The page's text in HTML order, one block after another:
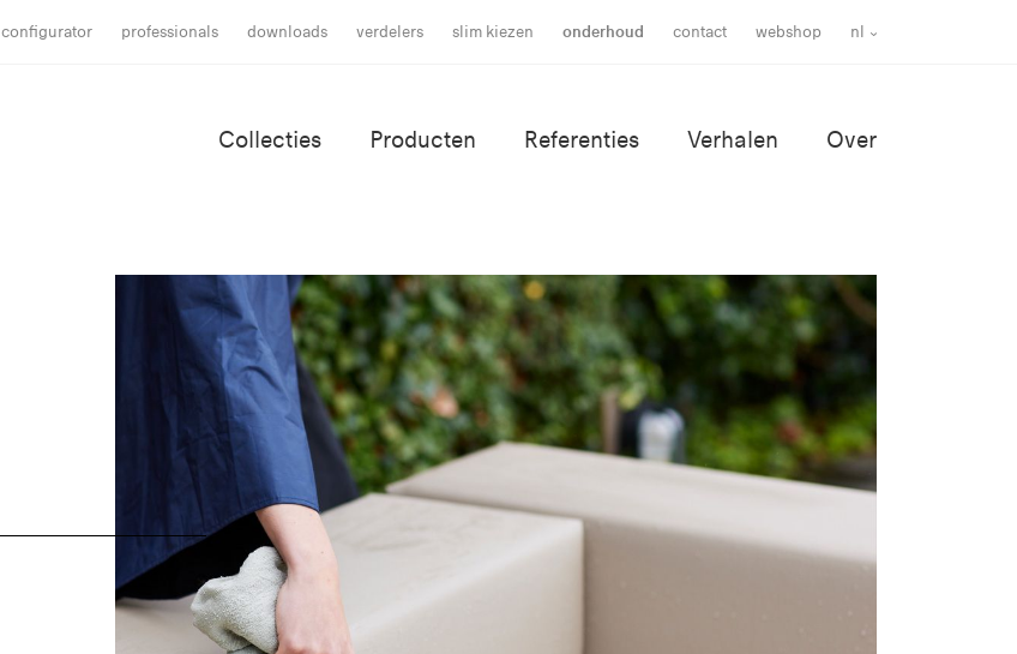
configurator professionals downloads verdelers slim kiezen onderhoud contact webshop nl
Collecties Producten Referenties Verhalen Over